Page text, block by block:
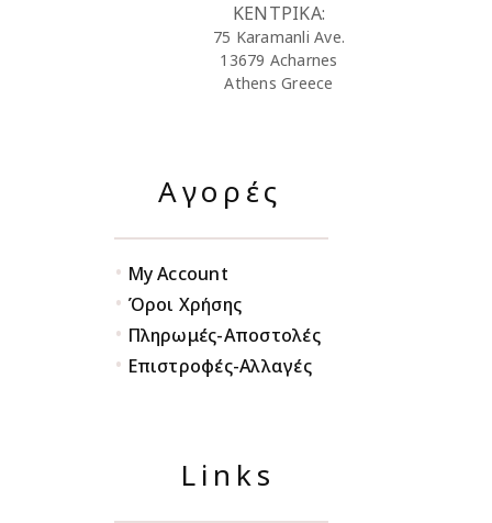
ΚΕΝΤΡΙΚΑ:
75 Karamanli Ave.
13679 Acharnes
Athens Greece
Αγορές
• My Account
• Όροι Χρήσης
• Πληρωμές-Αποστολές
• Επιστροφές-Αλλαγές
Links